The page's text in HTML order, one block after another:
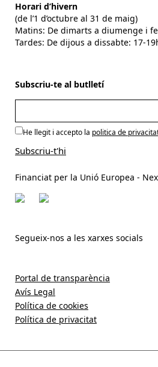
Horari d’hivern
(de l’1 d’octubre al 31 de maig)
Matins: De dimarts a diumenge i
Tardes: De dijous a dissabte: 17-
Subscriu-te al butlletí
He llegit i accepto la politica de
Financiat per la Unió Europea -
Segueix-nos a les xarxes socials
Portal de transparència
Avís Legal
Política de cookies
Política de privacitat